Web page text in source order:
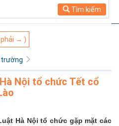
Tìm kiếm
→ )
trường
Nội tổ chức Tết cổ
Hà Nội tổ chức gặp mặt các